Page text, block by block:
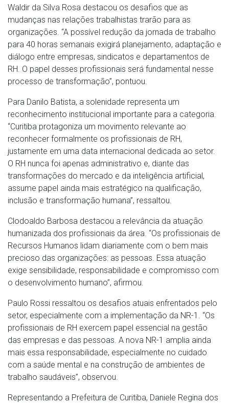
Waldir da Silva Rosa destacou os desafios que as
mudanças nas relações trabalhistas trarão para as
organizações. “A possível redução da jornada de trabalho
para 40 horas semanais exigirá planejamento, adaptação e
diálogo entre empresas, sindicatos e departamentos de
RH. O papel desses profissionais será fundamental nesse
processo de transformação”, pontuou.
Para Danilo Batista, a solenidade representa um
reconhecimento institucional importante para a categoria.
“Curitiba protagoniza um movimento relevante ao
reconhecer formalmente os profissionais de RH,
justamente em uma data internacional dedicada ao setor.
O RH nunca foi apenas administrativo e, diante das
transformações do mercado e da inteligência artificial,
assume papel ainda mais estratégico na qualificação,
inclusão e transformação humana”, ressaltou.
Clodoaldo Barbosa destacou a relevância da atuação
humanizada dos profissionais da área. “Os profissionais de
Recursos Humanos lidam diariamente com o bem mais
precioso das organizações: as pessoas. Essa atuação
exige sensibilidade, responsabilidade e compromisso com
o desenvolvimento humano”, afirmou.
Paulo Rossi ressaltou os desafios atuais enfrentados pelo
setor, especialmente com a implementação da NR-1. “Os
profissionais de RH exercem papel essencial na gestão
das empresas e das pessoas. A nova NR-1 amplia ainda
mais essa responsabilidade, especialmente no cuidado
com a saúde mental e na construção de ambientes de
trabalho saudáveis”, observou.
Representando a Prefeitura de Curitiba, Daniele Regina dos